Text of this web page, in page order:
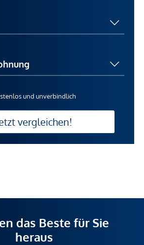
und unverbindlich
vergleichen!
das Beste für Sie
heraus